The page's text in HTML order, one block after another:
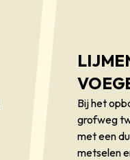
Bij het
grofweg
met een
metselen